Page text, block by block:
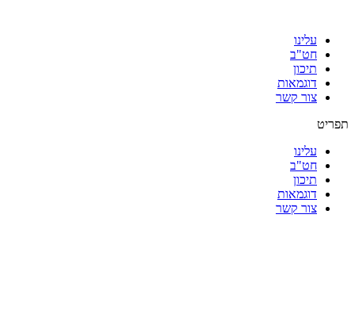
עלינו
חט"ב
תיכון
דוגמאות
צור קשר
תפריט
עלינו
חט"ב
תיכון
דוגמאות
צור קשר